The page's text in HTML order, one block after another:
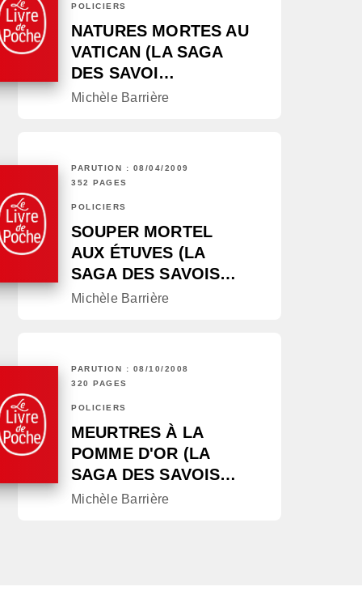
POLICIERS
NATURES MORTES AU
VATICAN (LA SAGA
DES SAVOI…
Michèle Barrière
PARUTION : 08/04/2009
352 PAGES
POLICIERS
SOUPER MORTEL
AUX ÉTUVES (LA
SAGA DES SAVOIS…
Michèle Barrière
PARUTION : 08/10/2008
320 PAGES
POLICIERS
MEURTRES À LA
POMME D'OR (LA
SAGA DES SAVOIS…
Michèle Barrière